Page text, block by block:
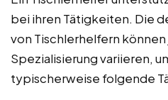
bei ihren Tätigkeiten. Die
von Tischlerhelfern
Spezialisierung variieren,
typischerweise folgende